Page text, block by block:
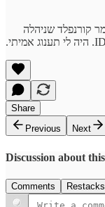
קורנפלד שניהלה
Share
Previous
Next
Discussion about
Comments Restacks